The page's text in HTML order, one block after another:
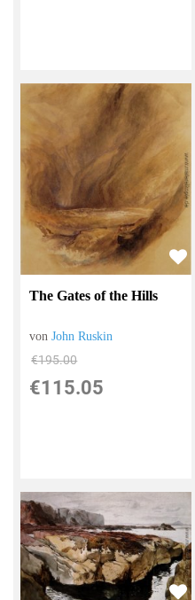
The Gates of the Hills
vonJohn Ruskin
€195.00
€115.05